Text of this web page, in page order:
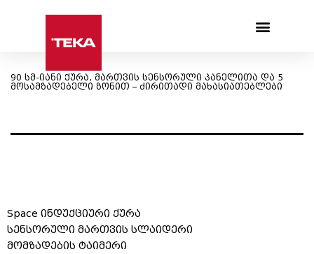
90 სმ-იანი ქურა, მართვის სენსორული პანელითა და 5
მოსამზადებელი ზონით – ძირითადი მახასიათებლები
Space ინდუქციური ქურა
სენსორული მართვის სლაიდერი
მომზადების ტაიმერი